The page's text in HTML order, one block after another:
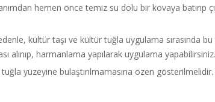
hemen önce temiz su dolu bir kovaya batırıp
kültür taşı ve kültür tuğla uygulama sırasında
alınıp, harmanlama yapılarak uygulama yapabilirsiniz.
yüzeyine bulaştırılmamasına özen gösterilmelidir.